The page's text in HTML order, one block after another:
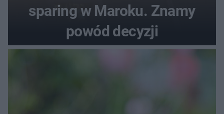
sparing w Maroku. Znamy
powód decyzji